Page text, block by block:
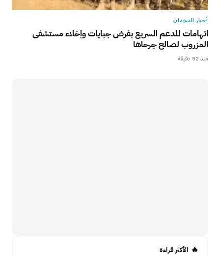
أخبار السودان
اتهامات للدعم السريع بفرض جبايات وإخلاء مستشفى
المزروب لصالح جرحاها
منذ 52 دقيقة
الأكثر قراءة